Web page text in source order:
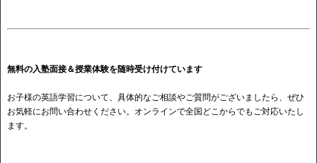
無料の入塾面接＆授業体験を随時受け付けています
お子様の英語学習について、具体的なご相談やご質問がございましたら、ぜひ
お気軽にお問い合わせください。オンラインで全国どこからでもご対応いたし
ます。